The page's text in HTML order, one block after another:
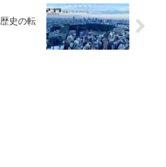
史の転